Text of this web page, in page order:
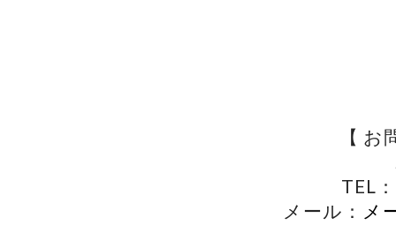
【
TEL
メール： メ